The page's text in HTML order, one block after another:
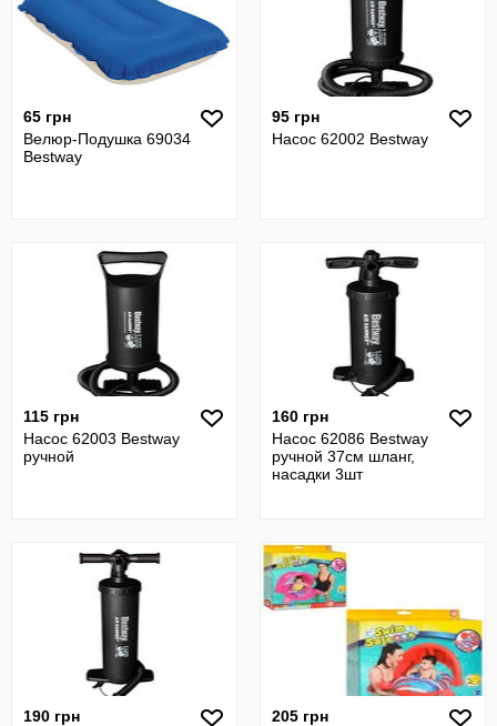
65 грн
Велюр-Подушка 69034
Bestway
95 грн
Насос 62002 Bestway
115 грн
Насос 62003 Bestway
ручной
160 грн
Насос 62086 Bestway
ручной 37см шланг,
насадки 3шт
190 грн
205 грн